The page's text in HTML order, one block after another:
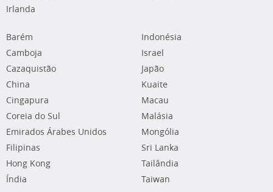
Irlanda
Barém
Camboja
Cazaquistão
China
Cingapura
Coreia do Sul
Emirados Árabes Unidos
Filipinas
Hong Kong
Índia
Indonésia
Israel
Japão
Kuaite
Macau
Malásia
Mongólia
Sri Lanka
Tailândia
Taiwan